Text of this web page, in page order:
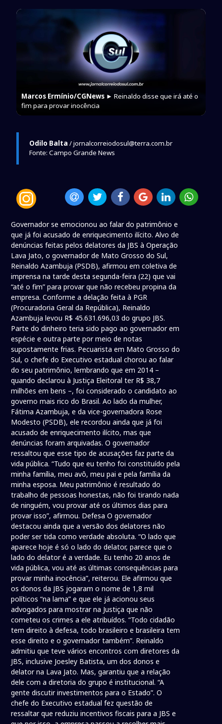
Marcos Ermínio/CGNews► Reinaldo disse que irá até o
fim para provar inocência
Odilo Balta / jornalcorreiodosul@terra.com.br
Fonte: Campo Grande News
Governador se emocionou ao falar do patrimônio e
que já foi acusado de enriquecimento ilícito. Alvo de
denúncias feitas pelos delatores da JBS à Operação
Lava Jato, o governador de Mato Grosso do Sul,
Reinaldo Azambuja (PSDB), afirmou em coletiva de
imprensa na tarde desta segunda-feira (22) que vai
“até o fim” para provar que não recebeu propina da
empresa. Conforme a delação feita à PGR
(Procuradoria Geral da República), Reinaldo
Azambuja levou R$ 45.631.696,03 do grupo JBS.
Parte do dinheiro teria sido pago ao governador em
espécie e outra parte por meio de notas
supostamente frias. Pecuarista em Mato Grosso do
Sul, o chefe do Executivo estadual chorou ao falar
do seu patrimônio, lembrando que em 2014 –
quando declarou à Justiça Eleitoral ter R$ 38,7
milhões em bens –, foi considerado o candidato ao
governo mais rico do Brasil. Ao lado da mulher,
Fátima Azambuja, e da vice-governadora Rose
Modesto (PSDB), ele recordou ainda que já foi
acusado de enriquecimento ilícito, mas que
denúncias foram arquivadas. O governador
ressaltou que esse tipo de acusações faz parte da
vida pública. “Tudo que eu tenho foi constituído pela
minha família, meu avô, meu pai e pela família da
minha esposa. Meu patrimônio é resultado do
trabalho de pessoas honestas, não foi tirando nada
de ninguém, vou provar até os últimos dias para
provar isso”, afirmou. Defesa O governador
destacou ainda que a versão dos delatores não
poder ser tida como verdade absoluta. “O lado que
aparece hoje é só o lado do delator, parece que o
lado do delator é a verdade. Eu tenho 20 anos de
vida pública, vou até as últimas consequências para
provar minha inocência”, reiterou. Ele afirmou que
os donos da JBS jogaram o nome de 1,8 mil
políticos “na lama” e que ele já acionou seus
advogados para mostrar na Justiça que não
cometeu os crimes a ele atribuídos. “Todo cidadão
tem direito à defesa, todo brasileiro e brasileira tem
esse direito e o governador também”. Reinaldo
admitiu que teve vários encontros com diretores da
JBS, inclusive Joesley Batista, um dos donos e
delator na Lava Jato. Mas, garantiu que a relação
dele com a diretoria do grupo é institucional. “A
gente discutir investimentos para o Estado”. O
chefe do Executivo estadual fez questão de
ressaltar que reduziu incentivos fiscais para a JBS e